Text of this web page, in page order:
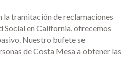
la tramitación de reclamaciones
Social en California, ofrecemos
Nuestro bufete se
de Costa Mesa a obtener las